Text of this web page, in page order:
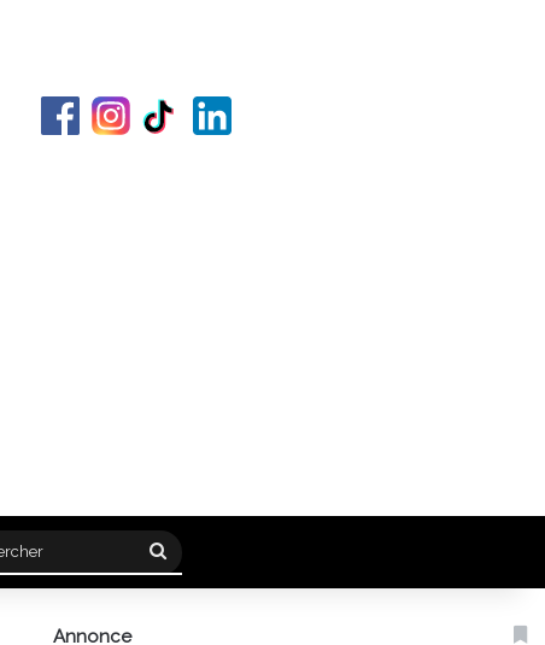
Rechercher
Annonce